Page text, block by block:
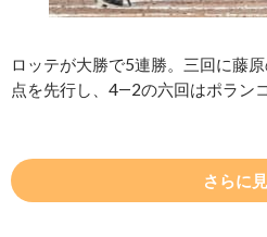
ロッテが大勝で5連勝。三回に藤
点を先行し、4―2の六回はポラン
さらに